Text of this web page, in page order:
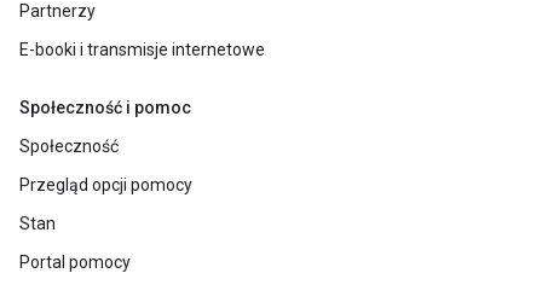
Partnerzy
E-booki i transmisje internetowe
Społeczność i pomoc
Społeczność
Przegląd opcji pomocy
Stan
Portal pomocy